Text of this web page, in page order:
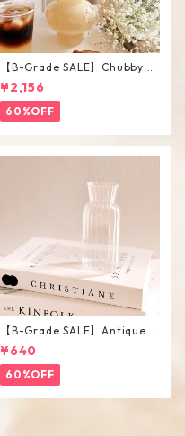
【B-Grade SALE】Chubby V
ase / L
¥2,156
60%OFF
【B-Grade SALE】Antique F
lower Vase #C
¥640
60%OFF